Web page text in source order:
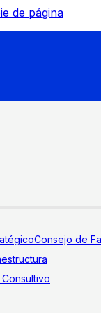
de página
Consejo de